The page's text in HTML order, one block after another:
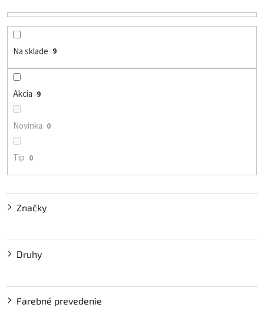
e
d
Na sklade 9
Akcia 9
Novinka 0
Tip 0
Značky
Druhy
Farebné prevedenie